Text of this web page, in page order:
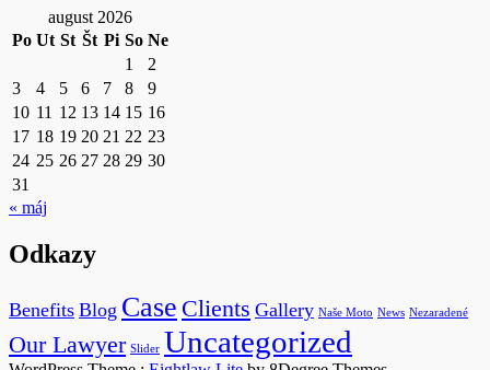
august 2026
Po Ut St Št Pi So Ne
1
2
3
4 5 6 7 8
9
10 11 12 13 14 15 16
17 18 19 20 21 22 23
24 25 26 27 28 29 30
31
« máj
Odkazy
Benefits Blog Case Clients Gallery Naše Moto News Nezaradené
Our Lawyer Slider Uncategorized